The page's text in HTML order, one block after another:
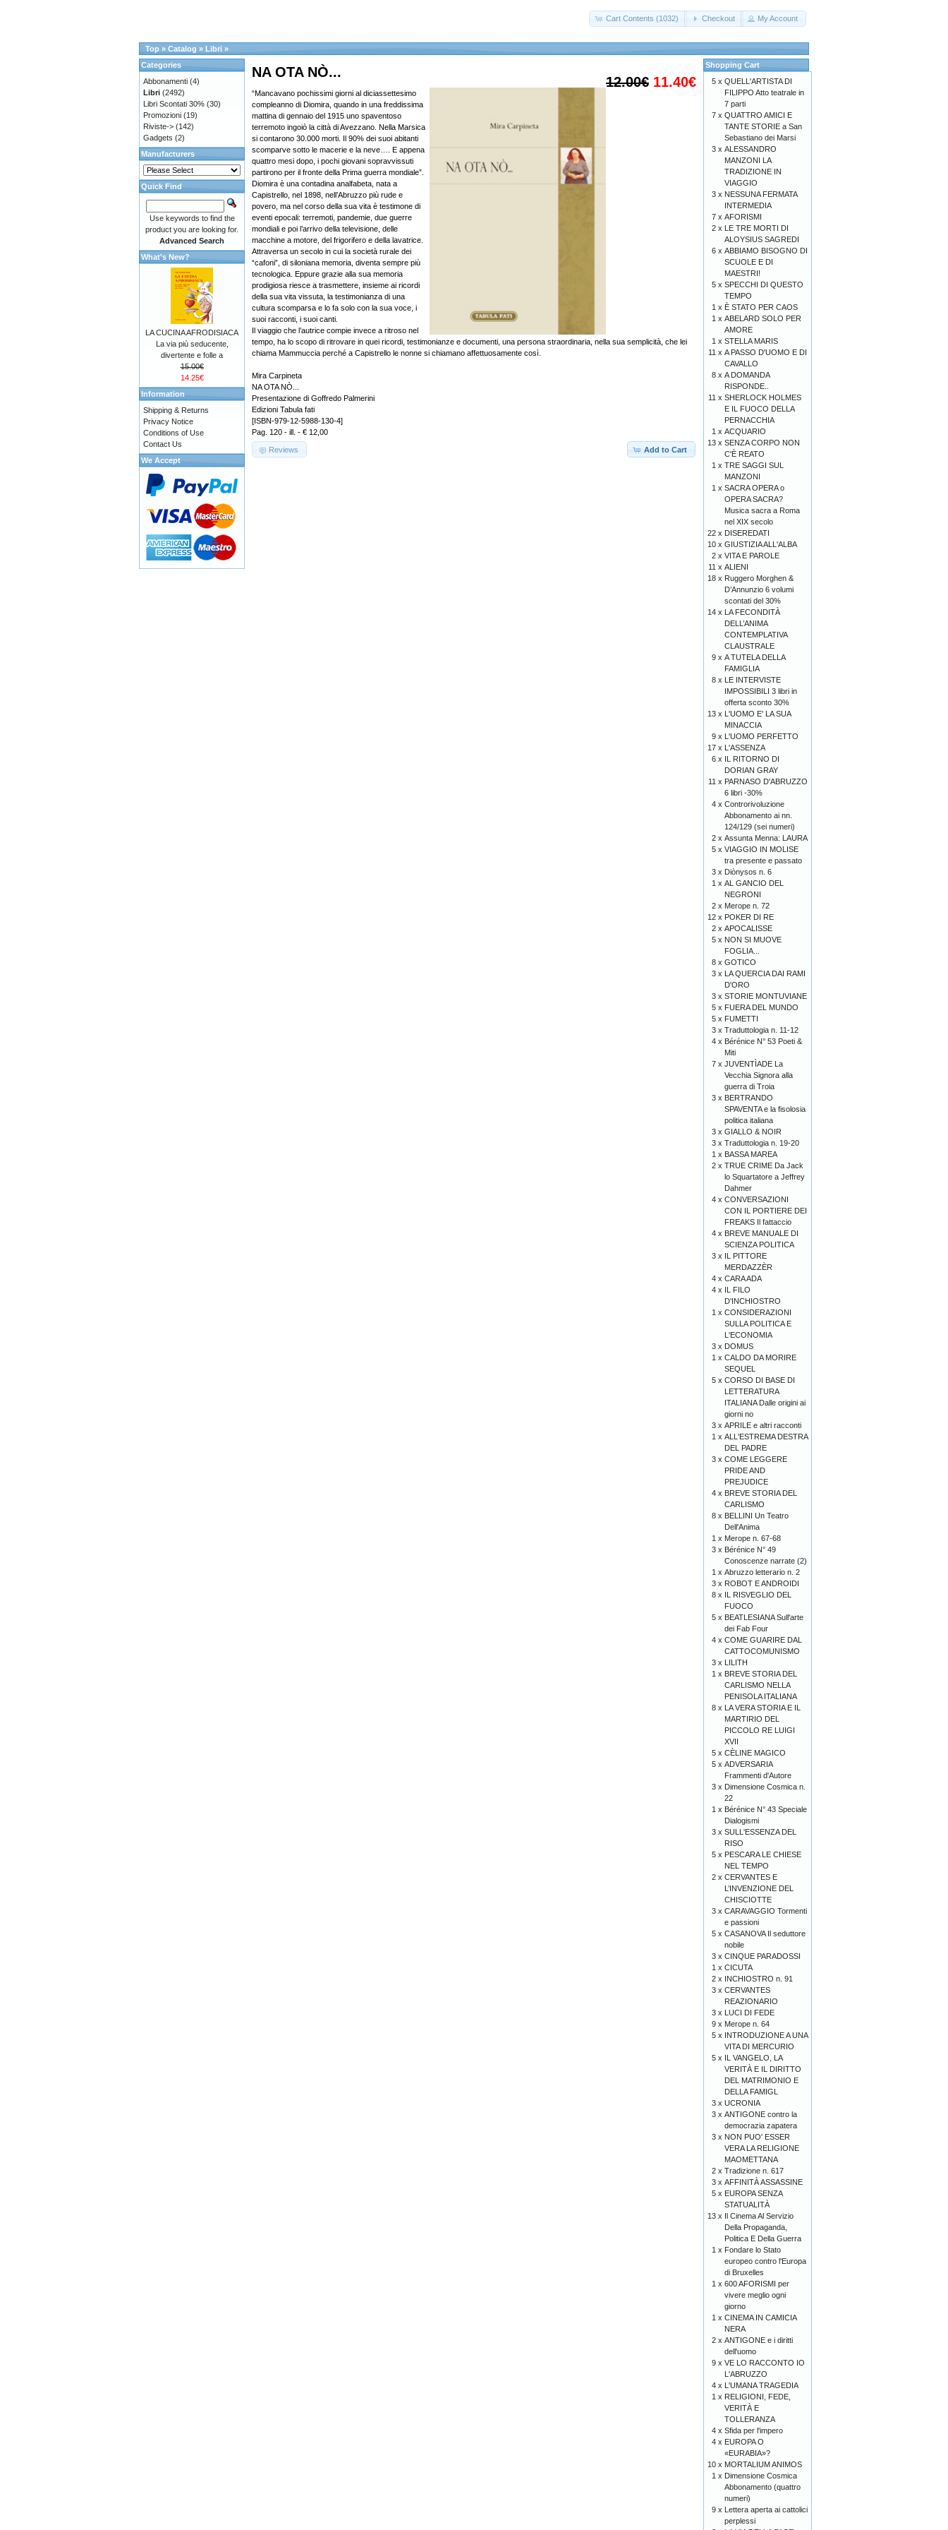
Cart Contents (1032) Checkout My Account
Top » Catalog » Libri »
12.00€ 11.40€
NA OTA NÒ...
“Mancavano pochissimi giorni al diciassettesimo
compleanno di Diomira, quando in una freddissima
mattina di gennaio del 1915 uno spaventoso
terremoto ingoiò la città di Avezzano. Nella Marsica
si contarono 30.000 morti. Il 90% dei suoi abitanti
scomparve sotto le macerie e la neve…. E appena
quattro mesi dopo, i pochi giovani sopravvissuti
partirono per il fronte della Prima guerra mondiale”.
Diomira è una contadina analfabeta, nata a
Capistrello, nel 1898, nell’Abruzzo più rude e
povero, ma nel corso della sua vita è testimone di
eventi epocali: terremoti, pandemie, due guerre
mondiali e poi l’arrivo della televisione, delle
macchine a motore, del frigorifero e della lavatrice.
Attraversa un secolo in cui la società rurale dei
“cafoni”, di siloniana memoria, diventa sempre più
tecnologica. Eppure grazie alla sua memoria
prodigiosa riesce a trasmettere, insieme ai ricordi
della sua vita vissuta, la testimonianza di una
cultura scomparsa e lo fa solo con la sua voce, i
suoi racconti, i suoi canti.
Il viaggio che l’autrice compie invece a ritroso nel
tempo, ha lo scopo di ritrovare in quei ricordi, testimonianze e documenti, una persona straordinaria, nella sua semplicità, che lei
chiama Mammuccia perché a Capistrello le nonne si chiamano affettuosamente così.
Mira Carpineta
NA OTA NÒ...
Presentazione di Goffredo Palmerini
Edizioni Tabula fati
[ISBN-979-12-5988-130-4]
Pag. 120 - ill. - € 12,00
Add to Cart
Reviews
Categories
Abbonamenti (4)
Libri (2492)
Libri Scontati 30% (30)
Promozioni (19)
Riviste-> (142)
Gadgets (2)
Manufacturers
Quick Find
Use keywords to find the
product you are looking for.
Advanced Search
What's New?
LA CUCINA AFRODISIACA
La via più seducente,
divertente e folle a
15.00€
14.25€
Information
Shipping & Returns
Privacy Notice
Conditions of Use
Contact Us
We Accept
Shopping Cart
5 x QUELL'ARTISTA DI
FILIPPO Atto teatrale in
7 parti
7 x QUATTRO AMICI E
TANTE STORIE a San
Sebastiano dei Marsi
3 x ALESSANDRO
MANZONI LA
TRADIZIONE IN
VIAGGIO
3 x NESSUNA FERMATA
INTERMEDIA
7 x AFORISMI
2 x LE TRE MORTI DI
ALOYSIUS SAGREDI
6 x ABBIAMO BISOGNO DI
SCUOLE E DI
MAESTRI!
5 x SPECCHI DI QUESTO
TEMPO
1 x È STATO PER CAOS
1 x ABELARD SOLO PER
AMORE
1 x STELLA MARIS
11 x A PASSO D'UOMO E DI
CAVALLO
8 x A DOMANDA
RISPONDE..
11 x SHERLOCK HOLMES
E IL FUOCO DELLA
PERNACCHIA
1 x ACQUARIO
13 x SENZA CORPO NON
C'È REATO
1 x TRE SAGGI SUL
MANZONI
1 x SACRA OPERA o
OPERA SACRA?
Musica sacra a Roma
nel XIX secolo
22 x DISEREDATI
10 x GIUSTIZIA ALL'ALBA
2 x VITA E PAROLE
11 x ALIENI
18 x Ruggero Morghen &
D’Annunzio 6 volumi
scontati del 30%
14 x LA FECONDITÀ
DELL’ANIMA
CONTEMPLATIVA
CLAUSTRALE
9 x A TUTELA DELLA
FAMIGLIA
8 x LE INTERVISTE
IMPOSSIBILI 3 libri in
offerta sconto 30%
13 x L'UOMO E' LA SUA
MINACCIA
9 x L'UOMO PERFETTO
17 x L'ASSENZA
6 x IL RITORNO DI
DORIAN GRAY
11 x PARNASO D'ABRUZZO
6 libri -30%
4 x Controrivoluzione
Abbonamento ai nn.
124/129 (sei numeri)
2 x Assunta Menna: LAURA
5 x VIAGGIO IN MOLISE
tra presente e passato
3 x Diònysos n. 6
1 x AL GANCIO DEL
NEGRONI
2 x Merope n. 72
12 x POKER DI RE
2 x APOCALISSE
5 x NON SI MUOVE
FOGLIA...
8 x GOTICO
3 x LA QUERCIA DAI RAMI
D'ORO
3 x STORIE MONTUVIANE
5 x FUERA DEL MUNDO
5 x FUMETTI
3 x Traduttologia n. 11-12
4 x Bérénice N° 53 Poeti &
Miti
7 x JUVENTÌADE La
Vecchia Signora alla
guerra di Troia
3 x BERTRANDO
SPAVENTA e la fisolosia
politica italiana
3 x GIALLO & NOIR
3 x Traduttologia n. 19-20
1 x BASSA MAREA
2 x TRUE CRIME Da Jack
lo Squartatore a Jeffrey
Dahmer
4 x CONVERSAZIONI
CON IL PORTIERE DEI
FREAKS Il fattaccio
4 x BREVE MANUALE DI
SCIENZA POLITICA
3 x IL PITTORE
MERDAZZÈR
4 x CARA ADA
4 x IL FILO
D'INCHIOSTRO
1 x CONSIDERAZIONI
SULLA POLITICA E
L'ECONOMIA
3 x DOMUS
1 x CALDO DA MORIRE
SEQUEL
5 x CORSO DI BASE DI
LETTERATURA
ITALIANA Dalle origini ai
giorni no
3 x APRILE e altri racconti
1 x ALL'ESTREMA DESTRA
DEL PADRE
3 x COME LEGGERE
PRIDE AND
PREJUDICE
4 x BREVE STORIA DEL
CARLISMO
8 x BELLINI Un Teatro
Dell'Anima
1 x Merope n. 67-68
3 x Bérénice N° 49
Conoscenze narrate (2)
1 x Abruzzo letterario n. 2
3 x ROBOT E ANDROIDI
8 x IL RISVEGLIO DEL
FUOCO
5 x BEATLESIANA Sull'arte
dei Fab Four
4 x COME GUARIRE DAL
CATTOCOMUNISMO
3 x LILITH
1 x BREVE STORIA DEL
CARLISMO NELLA
PENISOLA ITALIANA
8 x LA VERA STORIA E IL
MARTIRIO DEL
PICCOLO RE LUIGI
XVII
5 x CÈLINE MAGICO
5 x ADVERSARIA
Frammenti d'Autore
3 x Dimensione Cosmica n.
22
1 x Bérénice N° 43 Speciale
Dialogismi
3 x SULL'ESSENZA DEL
RISO
5 x PESCARA LE CHIESE
NEL TEMPO
2 x CERVANTES E
L’INVENZIONE DEL
CHISCIOTTE
3 x CARAVAGGIO Tormenti
e passioni
5 x CASANOVA Il seduttore
nobile
3 x CINQUE PARADOSSI
1 x CICUTA
2 x INCHIOSTRO n. 91
3 x CERVANTES
REAZIONARIO
3 x LUCI DI FEDE
9 x Merope n. 64
5 x INTRODUZIONE A UNA
VITA DI MERCURIO
5 x IL VANGELO, LA
VERITÀ E IL DIRITTO
DEL MATRIMONIO E
DELLA FAMIGL
3 x UCRONIA
3 x ANTIGONE contro la
democrazia zapatera
3 x NON PUO' ESSER
VERA LA RELIGIONE
MAOMETTANA
2 x Tradizione n. 617
3 x AFFINITÀ ASSASSINE
5 x EUROPA SENZA
STATUALITÀ
13 x Il Cinema Al Servizio
Della Propaganda,
Politica E Della Guerra
1 x Fondare lo Stato
europeo contro l'Europa
di Bruxelles
1 x 600 AFORISMI per
vivere meglio ogni
giorno
1 x CINEMA IN CAMICIA
NERA
2 x ANTIGONE e i diritti
dell'uomo
9 x VE LO RACCONTO IO
L'ABRUZZO
4 x L'UMANA TRAGEDIA
1 x RELIGIONI, FEDE,
VERITÀ E
TOLLERANZA
4 x Sfida per l'impero
4 x EUROPA O
«EURABIA»?
10 x MORTALIUM ANIMOS
1 x Dimensione Cosmica
Abbonamento (quattro
numeri)
9 x Lettera aperta ai cattolici
perplessi